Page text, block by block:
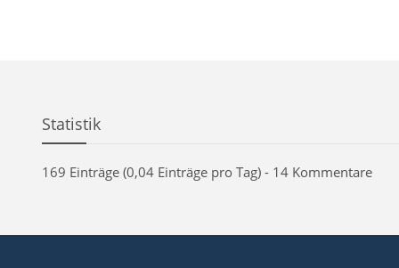
Statistik
169 Einträge (0,04 Einträge pro Tag) - 14 Kommentare